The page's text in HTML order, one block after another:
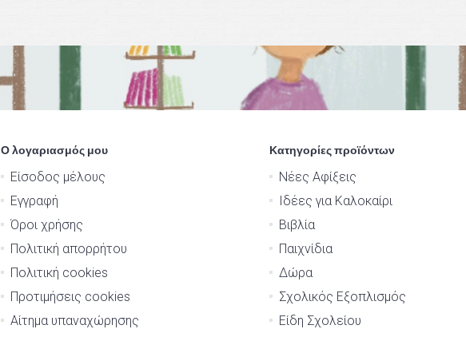
Ο λογαριασμός μου
Είσοδος μέλους
Εγγραφή
Όροι χρήσης
Πολιτική απορρήτου
Πολιτική cookies
Προτιμήσεις cookies
Αίτημα υπαναχώρησης
Κατηγορίες προϊόντων
Νέες Αφίξεις
Ιδέες για Καλοκαίρι
Βιβλία
Παιχνίδια
Δώρα
Σχολικός Εξοπλισμός
Είδη Σχολείου